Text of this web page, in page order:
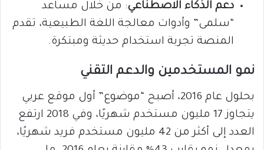
دعم الذكاء الاصطناعي: من خلال مساعد
“سلمى” وأدوات معالجة اللغة الطبيعية، تقدم
المنصة تجربة استخدام حديثة ومبتكرة.
نمو المستخدمين والدعم التقني
بحلول عام 2016، أصبح “موضوع” أول موقع عربي
يتجاوز 17 مليون مستخدم شهريًا، وفي 2018 ارتفع
العدد إلى أكثر من 42 مليون مستخدم فريد شهريًا،